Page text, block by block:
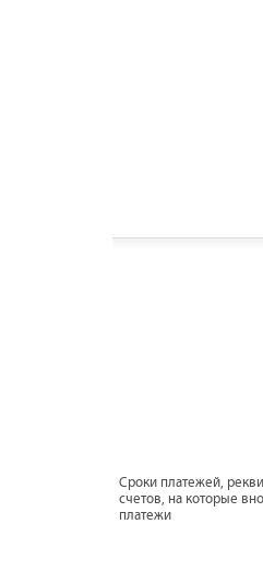
Сроки платежей,
счетов, на которые
платежи